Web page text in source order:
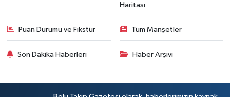
Haritası
Puan Durumu ve Fikstür Tüm Manşetler
Son Dakika Haberleri Haber Arşivi